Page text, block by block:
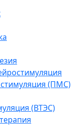
(ПМС)
(ВТЭС)